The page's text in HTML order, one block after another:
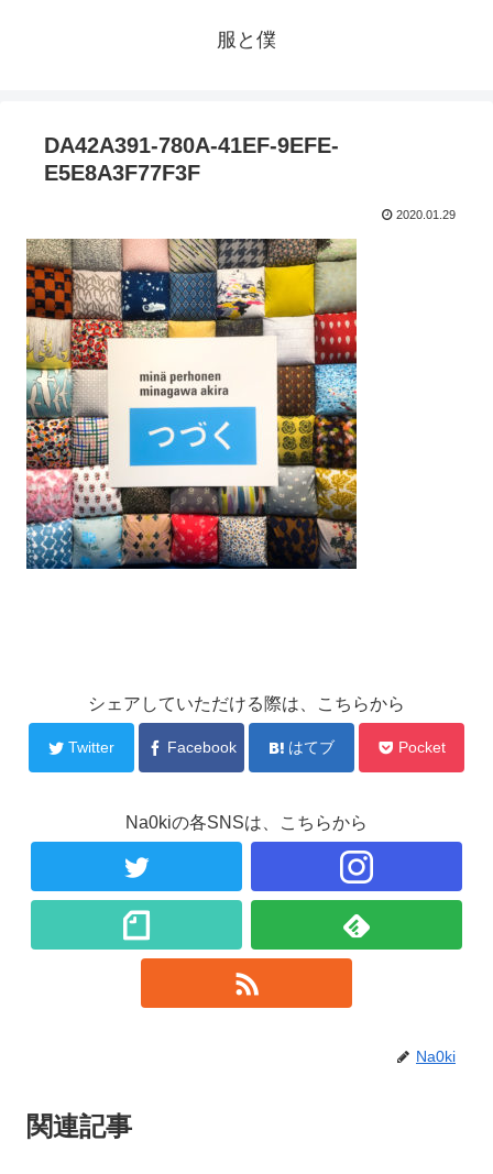
服と僕
DA42A391-780A-41EF-9EFE-
E5E8A3F77F3F
2020.01.29
シェアしていただける際は、こちらから
Twitter Facebook はてブ Pocket
Na0kiの各SNSは、こちらから
Na0ki
関連記事